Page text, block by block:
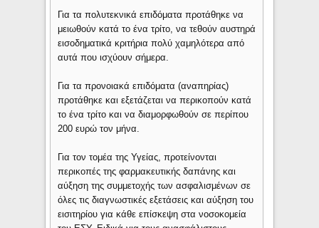
Για τα πολυτεκνικά επιδόματα προτάθηκε να
μειωθούν κατά το ένα τρίτο, να τεθούν αυστηρά
εισοδηματικά κριτήρια πολύ χαμηλότερα από
αυτά που ισχύουν σήμερα.
Για τα προνοιακά επιδόματα (αναπηρίας)
προτάθηκε και εξετάζεται να περικοπούν κατά
το ένα τρίτο και να διαμορφωθούν σε περίπου
200 ευρώ τον μήνα.
Για τον τομέα της Υγείας, προτείνονται
περικοπές της φαρμακευτικής δαπάνης και
αύξηση της συμμετοχής των ασφαλισμένων σε
όλες τις διαγνωστικές εξετάσεις και αύξηση του
εισιτηρίου για κάθε επίσκεψη στα νοσοκομεία